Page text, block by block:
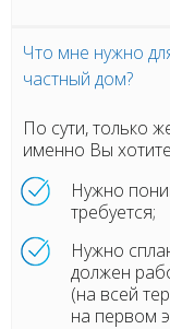
Что мне нужно
частный дом?
По сути, только
именно Вы
Нужно
требуется;
Нужно
должен
(на всей
на первом